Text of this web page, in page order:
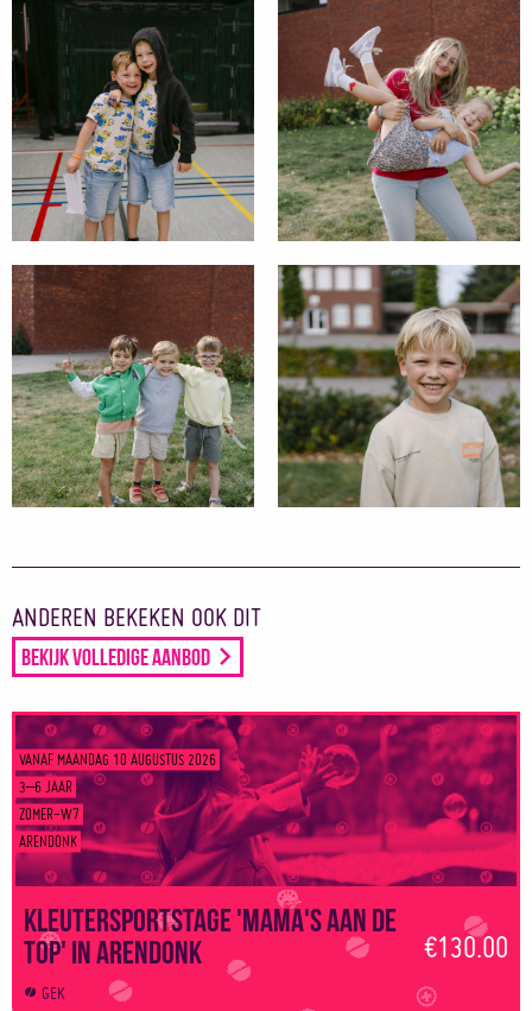
ANDEREN BEKEKEN OOK DIT
Bekijk volledige aanbod
VANAF MAANDAG 10 AUGUSTUS 2026
3–6 JAAR
ZOMER-W7
ARENDONK
Kleutersportstage 'Mama's aan de
top' in Arendonk
€130.00
GEK